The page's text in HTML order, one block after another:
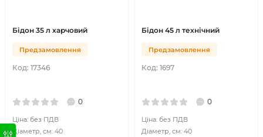
Бідон 35 л харчовий
Код: 17346
Предзамовлення
0
Ціна: без ПДВ
Діаметр, см: 40
Бідон 45 л технічний
Код: 1697
Предзамовлення
0
Ціна: без ПДВ
Діаметр, см: 40